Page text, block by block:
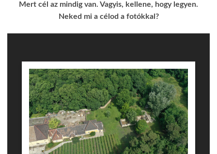
Mert cél az mindig van. Vagyis, kellene, hogy legyen.
Neked mi a célod a fotókkal?